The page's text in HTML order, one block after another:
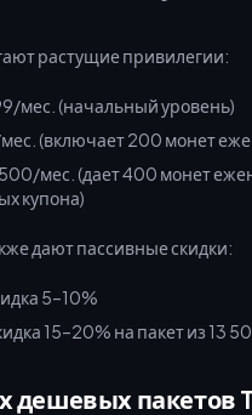
растущие привилегии:
мес. (начальный уровень)
(включает 200 монет
мес. (дает 400 монет
купона)
дают пассивные скидки:
5–10%
15–20% на пакет из 13
дешевых пакетов